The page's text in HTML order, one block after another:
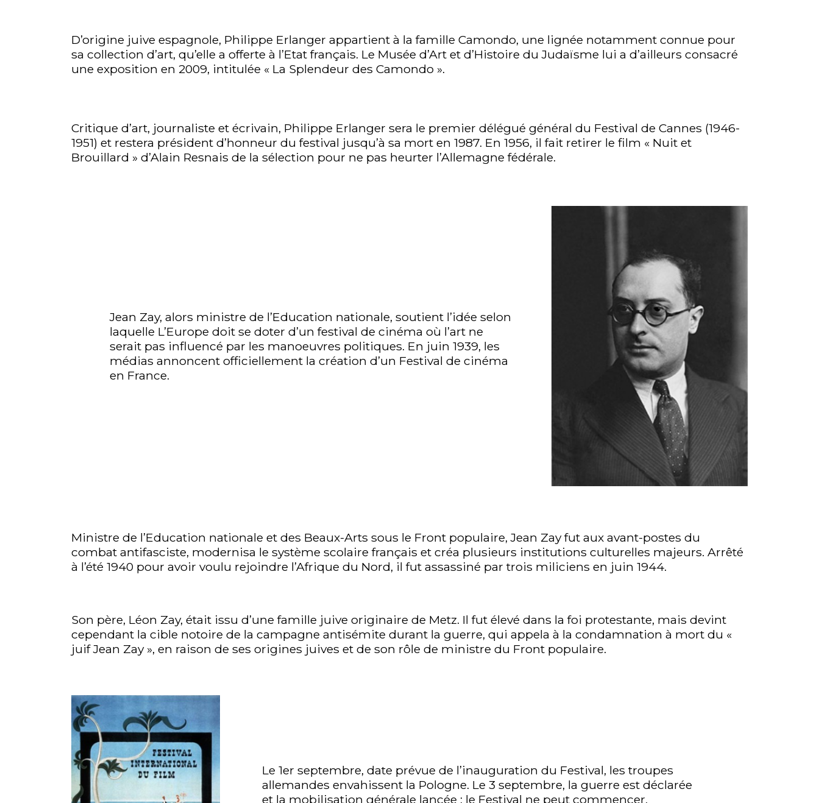
D’origine juive espagnole, Philippe Erlanger appartient à la famille Camondo, une lignée notamment connue pour
sa collection d’art, qu’elle a offerte à l’Etat français. Le Musée d’Art et d’Histoire du Judaïsme lui a d’ailleurs consacré
une exposition en 2009, intitulée « La Splendeur des Camondo ».
Critique d’art, journaliste et écrivain, Philippe Erlanger sera le premier délégué général du Festival de Cannes (1946-
1951) et restera président d’honneur du festival jusqu’à sa mort en 1987. En 1956, il fait retirer le film « Nuit et
Brouillard » d’Alain Resnais de la sélection pour ne pas heurter l’Allemagne fédérale.
Jean Zay, alors ministre de l’Education nationale, soutient l’idée selon
laquelle L’Europe doit se doter d’un festival de cinéma où l’art ne
serait pas influencé par les manoeuvres politiques. En juin 1939, les
médias annoncent officiellement la création d’un Festival de cinéma
en France.
Ministre de l’Education nationale et des Beaux-Arts sous le Front populaire, Jean Zay fut aux avant-postes du
combat antifasciste, modernisa le système scolaire français et créa plusieurs institutions culturelles majeurs. Arrêté
à l’été 1940 pour avoir voulu rejoindre l’Afrique du Nord, il fut assassiné par trois miliciens en juin 1944.
Son père, Léon Zay, était issu d’une famille juive originaire de Metz. Il fut élevé dans la foi protestante, mais devint
cependant la cible notoire de la campagne antisémite durant la guerre, qui appela à la condamnation à mort du «
juif Jean Zay », en raison de ses origines juives et de son rôle de ministre du Front populaire.
Le 1er septembre, date prévue de l’inauguration du Festival, les troupes
allemandes envahissent la Pologne. Le 3 septembre, la guerre est déclarée
et la mobilisation générale lancée : le Festival ne peut commencer.